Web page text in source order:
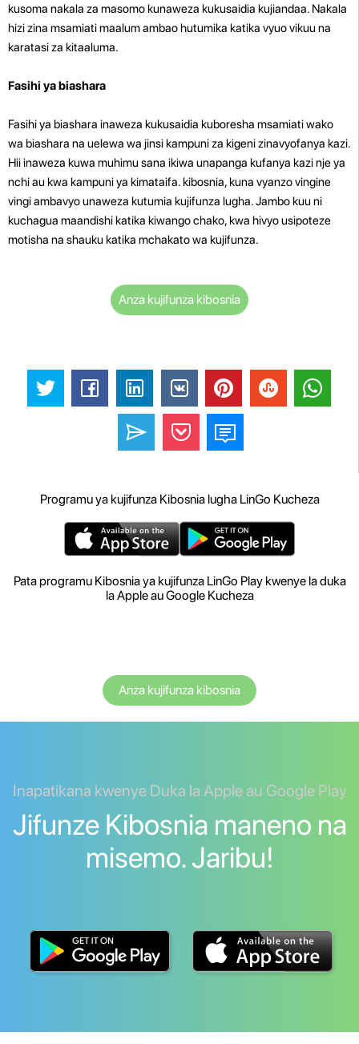
kusoma nakala za masomo kunaweza kukusaidia kujiandaa. Nakala
hizi zina msamiati maalum ambao hutumika katika vyuo vikuu na
karatasi za kitaaluma.
Fasihi ya biashara
Fasihi ya biashara inaweza kukusaidia kuboresha msamiati wako
wa biashara na uelewa wa jinsi kampuni za kigeni zinavyofanya kazi.
Hii inaweza kuwa muhimu sana ikiwa unapanga kufanya kazi nje ya
nchi au kwa kampuni ya kimataifa. kibosnia, kuna vyanzo vingine
vingi ambavyo unaweza kutumia kujifunza lugha. Jambo kuu ni
kuchagua maandishi katika kiwango chako, kwa hivyo usipoteze
motisha na shauku katika mchakato wa kujifunza.
Anza kujifunza kibosnia
Programu ya kujifunza Kibosnia lugha LinGo Kucheza
Pata programu Kibosnia ya kujifunza LinGo Play kwenye la duka
la Apple au Google Kucheza
Anza kujifunza kibosnia
Inapatikana kwenye Duka la Apple au Google Play
Jifunze Kibosnia maneno na
misemo. Jaribu!